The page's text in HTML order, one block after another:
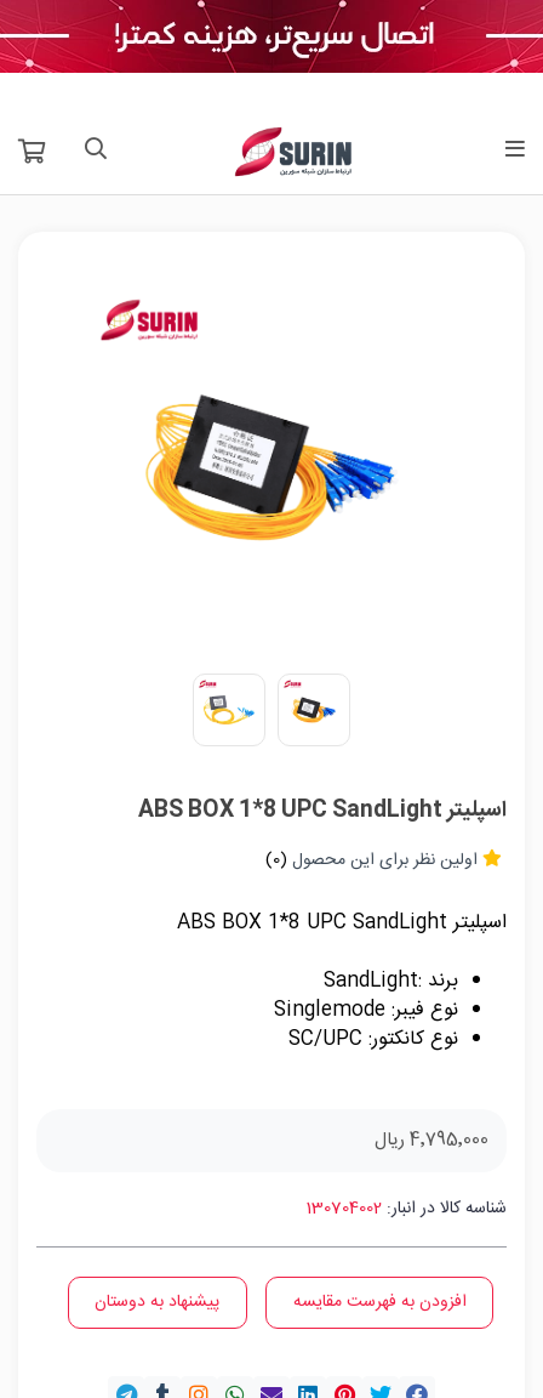
اسپلیتر ABS BOX 1*8 UPC SandLight
اولین نظر برای این محصول (0)
اسپلیتر ABS BOX 1*8 UPC SandLight
برند :SandLight
نوع فیبر: Singlemode
نوع کانکتور: SC/UPC
4٬795٬000 ریال
شناسه کالا در انبار: 130704002
افزودن به فهرست مقایسه پیشنهاد به دوستان